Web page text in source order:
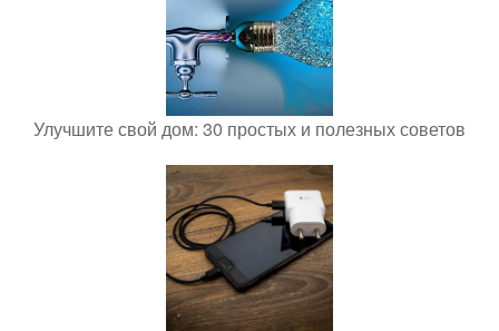
Улучшите свой дом: 30 простых и полезных советов